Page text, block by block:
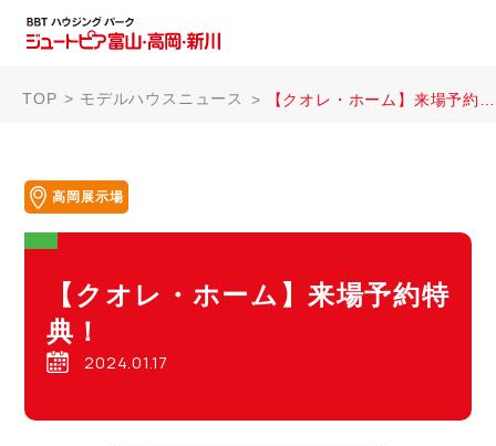
TOP モデルハウスニュース 【クオレ・ホーム】来場予約特典！
高岡展示場
【クオレ・ホーム】来場予約特
典！
2024.01.17